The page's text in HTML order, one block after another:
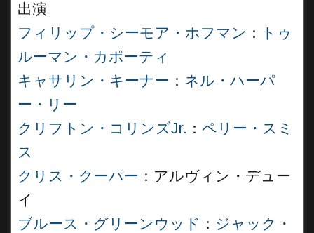
出演
フィリップ・シーモア・ホフマン ：
トゥ
ルーマン・カポーティ
キャサリン・キーナー ： ネル・ハーパ
ー・リー
クリフトン・コリンズJr. ： ペリー・スミ
ス
クリス・クーパー ：アルヴィン・デュー
イ
ブルース・グリーンウッド ： ジャック・